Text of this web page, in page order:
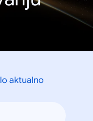
aktualno